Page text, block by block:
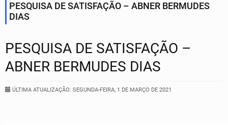
PESQUISA DE SATISFAÇÃO – ABNER BERMUDES
DIAS
PESQUISA DE SATISFAÇÃO –
ABNER BERMUDES DIAS
ÚLTIMA ATUALIZAÇÃO: SEGUNDA-FEIRA, 1 DE MARÇO DE 2021